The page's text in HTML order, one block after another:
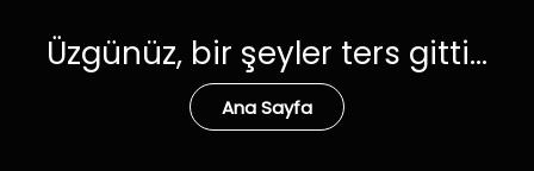
Üzgünüz, bir şeyler ters gitti...
Ana Sayfa